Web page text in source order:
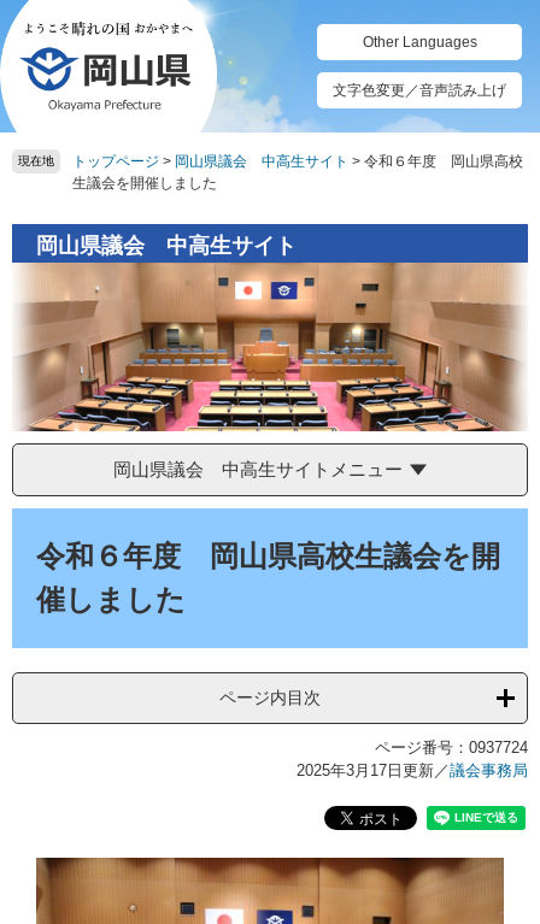
ペ
ー
ジ
の
先
頭
メ
ニ
ュ
ー
を
飛
文
Other Languages
文字色変更／音声読み上げ
現在地 トップページ > 岡山県議会 中高生サイト > 令和６年度 岡山県高校
生議会を開催しました
岡山県議会 中高生サイト
岡山県議会 中高生サイトメニュー
令和６年度 岡山県高校生議会を開
催しました
ページ内目次
ページ番号：0937724
2025年3月17日更新 ／議会事務局